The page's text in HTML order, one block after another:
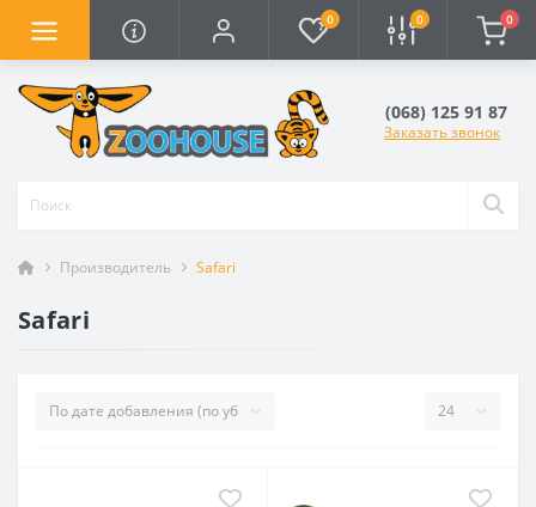
0 0 0
(068) 125 91 87
Заказать звонок
Производитель Safari
Safari